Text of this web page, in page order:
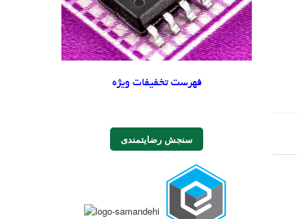
فهرست تخفیفات ویژه
سنجش رضایتمندی